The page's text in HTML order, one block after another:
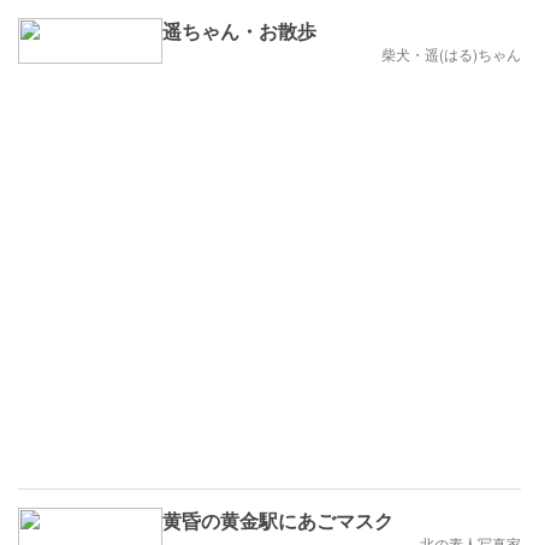
遥ちゃん・お散歩
柴犬・遥(はる)ちゃん
黄昏の黄金駅にあごマスク